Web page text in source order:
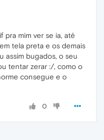
pra mim ver se ia, até
tela preta e os demais
assim bugados, o seu
tentar zerar :/, como o
consegue e o
0